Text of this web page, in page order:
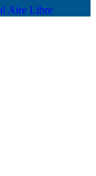
Aire Libre